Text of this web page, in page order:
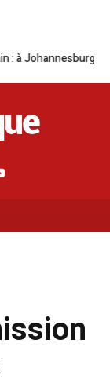
Sangara